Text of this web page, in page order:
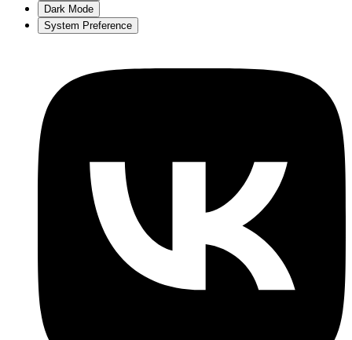
Dark Mode
System Preference